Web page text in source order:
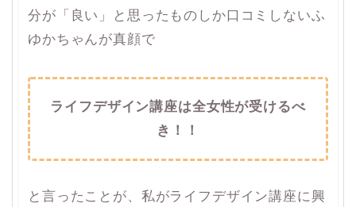
分が「良い」と思ったものしか口コミしないふ
ゆかちゃんが真顔で
ライフデザイン講座は全女性が受けるべ
き！！
と言ったことが、私がライフデザイン講座に興